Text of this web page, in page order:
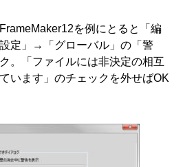
を例にとると「編
定」→「グローバル」の「警
。「ファイルには非決定の相互
います」のチェックを外せばOK